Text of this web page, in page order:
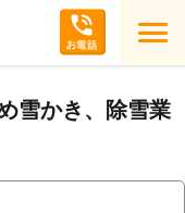
雪かき、除雪業